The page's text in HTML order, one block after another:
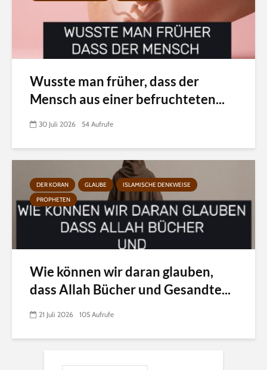
Wusste man früher, dass der
Mensch aus einer befruchteten...
30 Juli 2026 54 Aufrufe
DER KORAN GLAUBE
ISLAMISCHE DENKWEISE
PROPHETEN
Wie können wir daran glauben,
dass Allah Bücher und Gesandte...
21 Juli 2026 105 Aufrufe